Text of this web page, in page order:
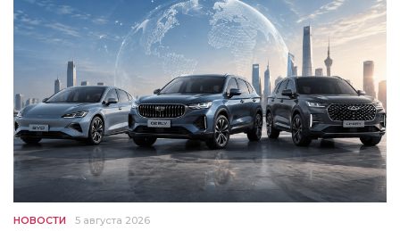
НОВОСТИ 5 августа 2026